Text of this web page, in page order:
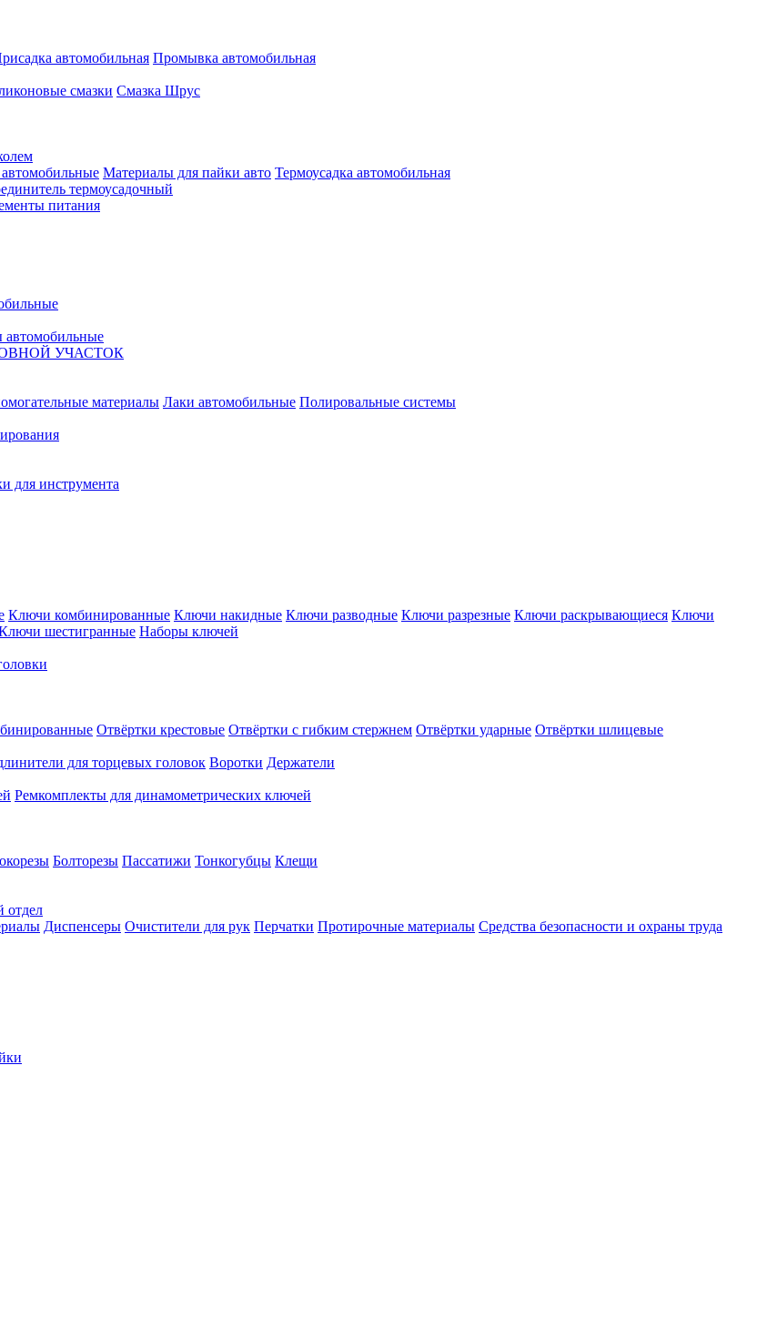
автомобильная Промывка автомобильная
смазки Смазка Шрус
Материалы для пайки авто Термоусадка автомобильная
термоусадочный
питания
УЧАСТОК
материалы Лаки автомобильные Полировальные системы
для инструмента
Ключи комбинированные Ключи накидные Ключи разводные Ключи разрезные Ключи раскрывающиеся Ключи
шестигранные Наборы ключей
Отвёртки крестовые Отвёртки с гибким стержнем Отвёртки ударные Отвёртки шлицевые
для торцевых головок Воротки Держатели
Ремкомплекты для динамометрических ключей
Болторезы Пассатижи Тонкогубцы Клещи
Диспенсеры Очистители для рук Перчатки Протирочные материалы Средства безопасности и охраны труда